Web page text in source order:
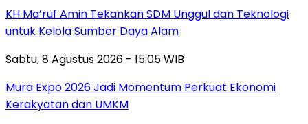
KH Ma’ruf Amin Tekankan SDM Unggul dan Teknologi
untuk Kelola Sumber Daya Alam
Sabtu, 8 Agustus 2026 - 15:05 WIB
Mura Expo 2026 Jadi Momentum Perkuat Ekonomi
Kerakyatan dan UMKM